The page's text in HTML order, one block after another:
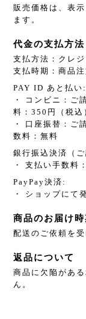
販売価格は、表
ます。
代金の支払方法
支払方法：クレ
支払時期：商品
PAY ID あと払い:
・ コンビニ：ご
料：350円（税込
・ 口座振替：ご
数料：無料
銀行振込決済（
・ 支払い手数料
PayPay決済:
・ ショップにて
商品のお届け時
配送のご依頼を
返品について
商品に欠陥があ
ん。